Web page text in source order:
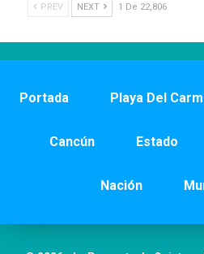
PREV NEXT 1 De 22,806
Portada Playa Del
Cancún Estado
Nación